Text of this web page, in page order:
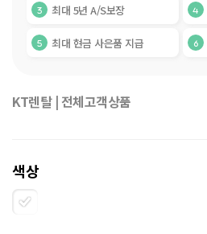
최대 5년 A/S보장
최대 현금 사은품 지급
KT렌탈 | 전체고객상품
색상